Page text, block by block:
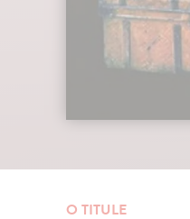
O TITULE